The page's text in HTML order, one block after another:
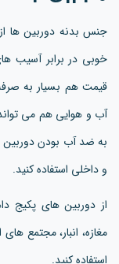
جنس بدنه دوربین ها
خوبی در برابر آسیب
قیمت هم بسیار به
آب و هوایی هم می
به ضد آب بودن دوربین
و داخلی استفاده کنید.
مغازه، انبار، مجتمع
استفاده کنید.